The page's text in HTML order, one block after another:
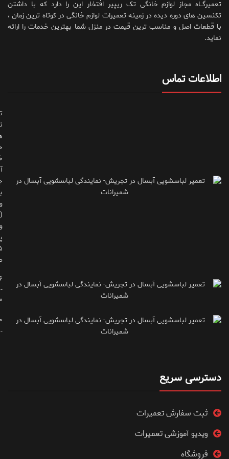
تعمیرگــاه مجاز لوازم خانگی تک ریپیر افتخار این را دارد که با داشتن
تکنسین های دوره دیده در زمینه تعمیرات لوازم خانگی در کوتاه ترین زمان ،
با قطعات اصل و مناسب ترین قیمت در منزل شما بهترین خدمات را ارائه
نماید.
اطلاعات تماس
-
-
دسترسی سریع
ثبت سفارش تعمیرات
ویدیو آموزشی تعمیرات
فروشگاه